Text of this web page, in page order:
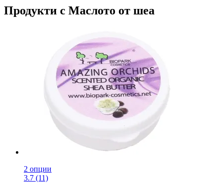
Продукти с Маслото от шеа
2 опции
3.7 (11)